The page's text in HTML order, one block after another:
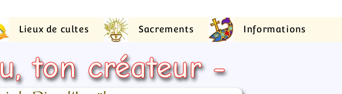
Lieux de cultes Sacrements Informations
ton créateur -